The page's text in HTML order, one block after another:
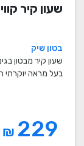
שעון קיר
בטון שיק
שעון קיר מבטון
בעל מראה יוקרתי
₪